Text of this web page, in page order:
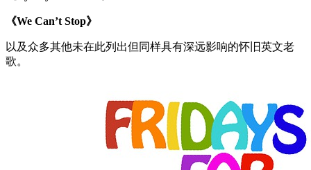
《We Can’t Stop》
以及众多其他未在此列出但同样具有深远影响的怀旧英文老
歌。